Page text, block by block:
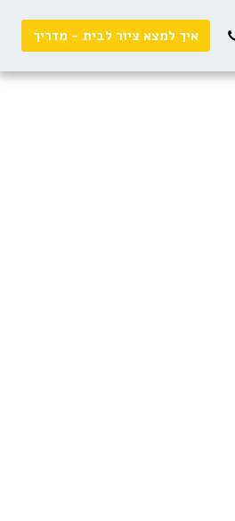
איך למצא ציור לבית - מדריך